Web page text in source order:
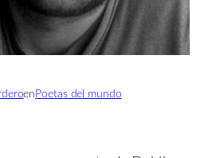
en Poetas del mundo